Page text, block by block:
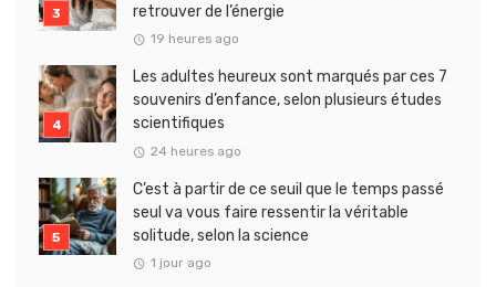
retrouver de l’énergie
19 heures ago
Les adultes heureux sont marqués par ces 7
souvenirs d’enfance, selon plusieurs études
scientifiques
24 heures ago
C’est à partir de ce seuil que le temps passé
seul va vous faire ressentir la véritable
solitude, selon la science
1 jour ago